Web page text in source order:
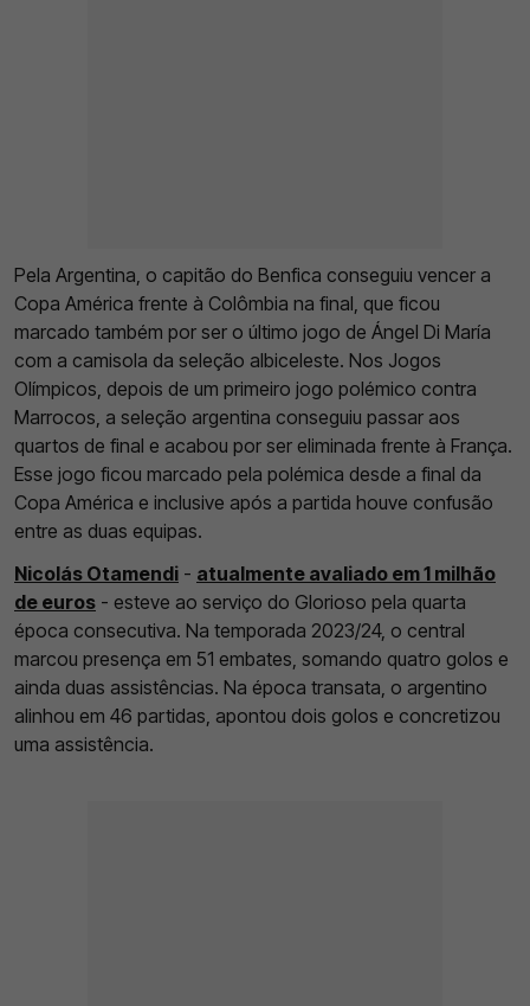
Pela Argentina, o capitão do Benfica conseguiu vencer a
Copa América frente à Colômbia na final, que ficou
marcado também por ser o último jogo de Ángel Di María
com a camisola da seleção albiceleste. Nos Jogos
Olímpicos, depois de um primeiro jogo polémico contra
Marrocos, a seleção argentina conseguiu passar aos
quartos de final e acabou por ser eliminada frente à França.
Esse jogo ficou marcado pela polémica desde a final da
Copa América e inclusive após a partida houve confusão
entre as duas equipas.
Nicolás Otamendi - atualmente avaliado em 1 milhão
de euros - esteve ao serviço do Glorioso pela quarta
época consecutiva. Na temporada 2023/24, o central
marcou presença em 51 embates, somando quatro golos e
ainda duas assistências. Na época transata, o argentino
alinhou em 46 partidas, apontou dois golos e concretizou
uma assistência.